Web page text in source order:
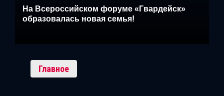
На Всероссийском форуме «Гвардейск»
образовалась новая семья!
Главное